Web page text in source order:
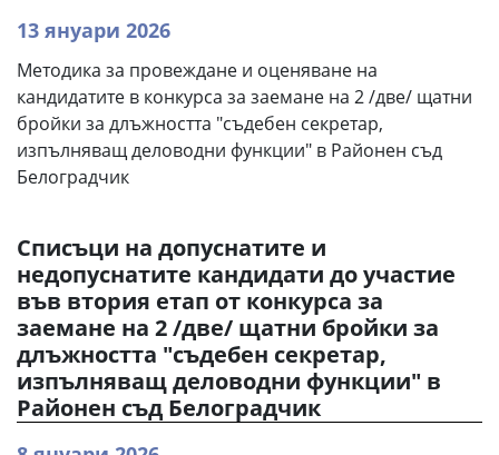
13 януари 2026
Методика за провеждане и оценяване на
кандидатите в конкурса за заемане на 2 /две/ щатни
бройки за длъжността "съдебен секретар,
изпълняващ деловодни функции" в Районен съд
Белоградчик
Списъци на допуснатите и
недопуснатите кандидати до участие
във втория етап от конкурса за
заемане на 2 /две/ щатни бройки за
длъжността "съдебен секретар,
изпълняващ деловодни функции" в
Районен съд Белоградчик